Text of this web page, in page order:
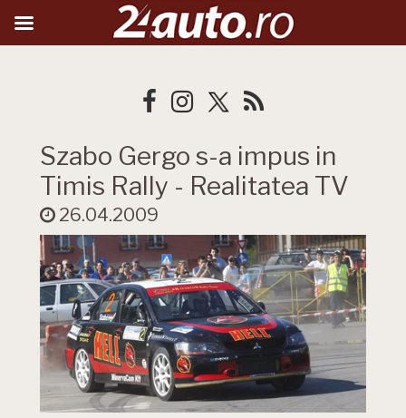
Szabo Gergo s-a impus in
Timis Rally - Realitatea TV
26.04.2009